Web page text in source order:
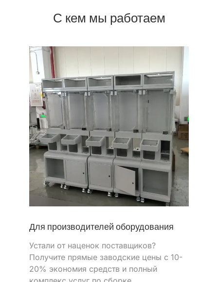
С кем мы работаем
Для производителей оборудования
Устали от наценок поставщиков?
Получите прямые заводские цены с 10-
20% экономия средств и полный